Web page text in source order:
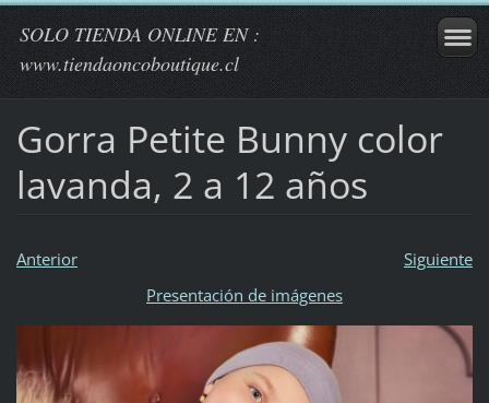
SOLO TIENDA ONLINE EN :
www.tiendaoncoboutique.cl
Gorra Petite Bunny color
lavanda, 2 a 12 años
Anterior
Siguiente
Presentación de imágenes